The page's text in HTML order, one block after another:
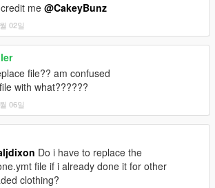
me @CakeyBunz
02일
file?? am confused
with what??????
06일
Do i have to replace the
file if i already done it for other
clothing?